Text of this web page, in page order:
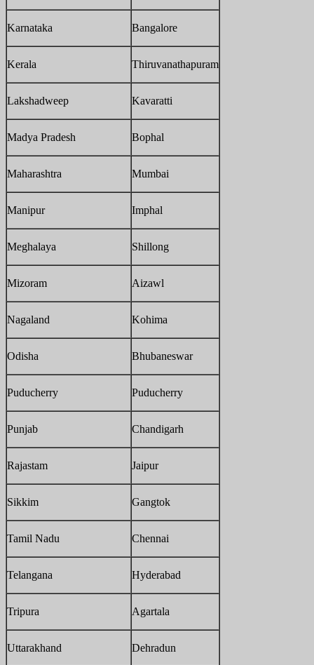
Karnataka Bangalore
Kerala Thiruvanathapuram
Lakshadweep Kavaratti
Madya Pradesh Bophal
Maharashtra Mumbai
Manipur Imphal
Meghalaya Shillong
Mizoram Aizawl
Nagaland Kohima
Odisha Bhubaneswar
Puducherry Puducherry
Punjab Chandigarh
Rajastam Jaipur
Sikkim Gangtok
Tamil Nadu Chennai
Telangana Hyderabad
Tripura Agartala
Uttarakhand Dehradun